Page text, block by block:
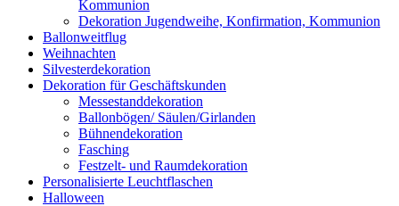
Kommunion
Dekoration Jugendweihe, Konfirmation, Kommunion
Ballonweitflug
Weihnachten
Silvesterdekoration
Dekoration für Geschäftskunden
Messestanddekoration
Ballonbögen/ Säulen/Girlanden
Bühnendekoration
Fasching
Festzelt- und Raumdekoration
Personalisierte Leuchtflaschen
Halloween